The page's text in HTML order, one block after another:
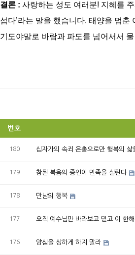
결론 : 사랑하는 성도 여러분! 지혜를
섭다’라는 말을 했습니다. 태양을 멈
기도야말로 바람과 파도를 넘어서서
번호
180 십자가의 속죄 은총으로만 행복의 삶
179 참된 복음의 증인이 민족을 살린다
178 만남의 행복
177 오직 예수님만 바라보고 믿고 이 한
176 양심을 상하게 하지 말라